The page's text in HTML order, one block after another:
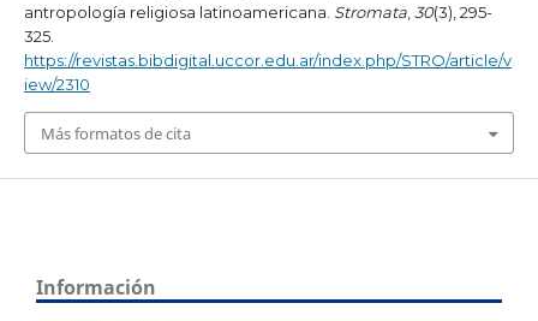
antropología religiosa latinoamericana. Stromata,30(3), 295-
325.
https://revistas.bibdigital.uccor.edu.ar/index.php/STRO/article/v
iew/2310
Más formatos de cita
Información